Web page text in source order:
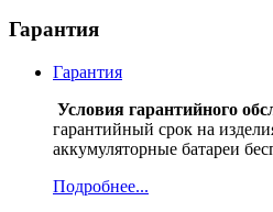
Гарантия
Гарантия
Условия гарантийного
гарантийный срок на
аккумуляторные батареи
Подробнее...